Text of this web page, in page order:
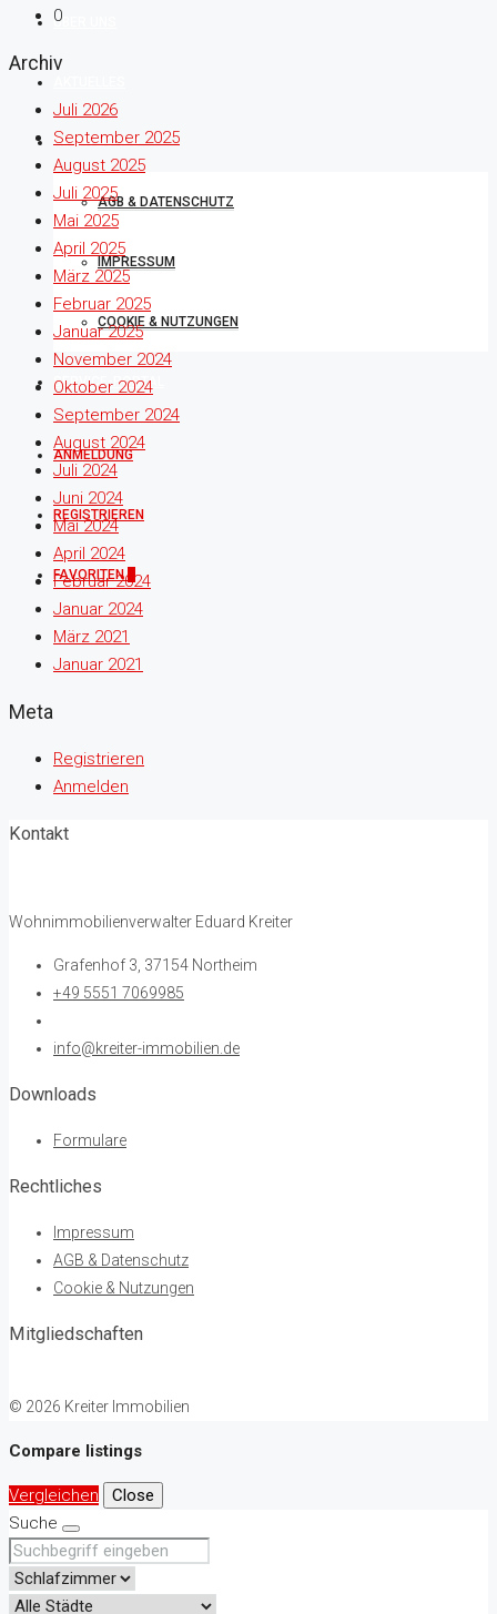
ÜBER UNS
RECHTLICHES
AGB & DATENSCHUTZ
IMPRESSUM
COOKIE & NUTZUNGEN
SERVICE-PORTAL
ANMELDUNG
REGISTRIEREN
FAVORITEN
0
Archiv
Juli 2026
September 2025
August 2025
Juli 2025
Mai 2025
April 2025
März 2025
Februar 2025
Januar 2025
November 2024
Oktober 2024
September 2024
August 2024
Juli 2024
Juni 2024
Mai 2024
April 2024
Februar 2024
Januar 2024
März 2021
Januar 2021
Meta
Registrieren
Anmelden
Kontakt
Wohnimmobilienverwalter Eduard Kreiter
Grafenhof 3, 37154 Northeim
+49 5551 7069985
info@kreiter-immobilien.de
Downloads
Formulare
Rechtliches
Impressum
AGB & Datenschutz
Cookie & Nutzungen
Mitgliedschaften
© 2026 Kreiter Immobilien
Compare listings
Vergleichen
Close
Suche